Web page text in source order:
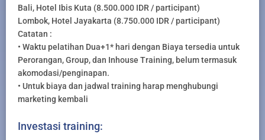
Bali, Hotel Ibis Kuta (8.500.000 IDR / participant)
Lombok, Hotel Jayakarta (8.750.000 IDR / participant)
Catatan :
• Waktu pelatihan Dua+1* hari dengan Biaya tersedia untuk
Perorangan, Group, dan Inhouse Training, belum termasuk
akomodasi/penginapan.
• Untuk biaya dan jadwal training harap menghubungi
marketing kembali
Investasi training: